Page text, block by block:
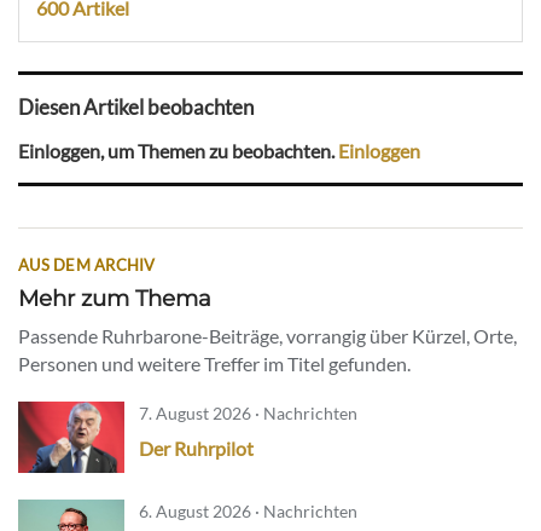
600 Artikel
Diesen Artikel beobachten
Einloggen, um Themen zu beobachten. Einloggen
AUS DEM ARCHIV
Mehr zum Thema
Passende Ruhrbarone-Beiträge, vorrangig über Kürzel, Orte,
Personen und weitere Treffer im Titel gefunden.
7. August 2026 · Nachrichten
Der Ruhrpilot
6. August 2026 · Nachrichten